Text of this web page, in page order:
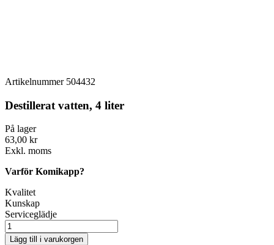
Artikelnummer 504432
Destillerat vatten, 4 liter
På lager
63,00 kr
Exkl. moms
Varför Komikapp?
Kvalitet
Kunskap
Serviceglädje
Lägg till i varukorgen